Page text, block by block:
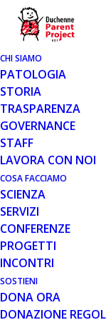
CHI SIAMO
PATOLOGIA
STORIA
TRASPARENZA
GOVERNANCE
STAFF
LAVORA CON NOI
COSA FACCIAMO
SCIENZA
SERVIZI
CONFERENZE
PROGETTI
INCONTRI
SOSTIENI
DONA ORA
DONAZIONE
GENERALE,
4 GEN 2019
AL VIA LA